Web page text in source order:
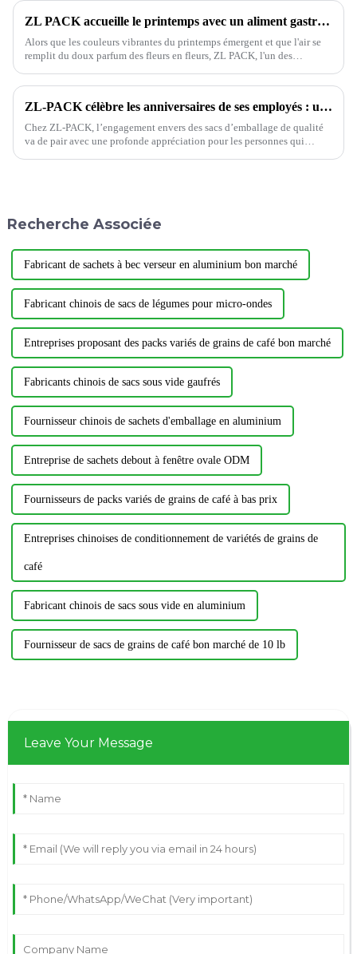
ZL PACK accueille le printemps avec un aliment gastronomique - une célébration de l'emballage de qualité
Alors que les couleurs vibrantes du printemps émergent et que l'air se
remplit du doux parfum des fleurs en fleurs, ZL PACK, l'un des
ZL-PACK célèbre les anniversaires de ses employés : un témoignage de culture de bienveillance
Chez ZL-PACK, l’engagement envers des sacs d’emballage de qualité
va de pair avec une profonde appréciation pour les personnes qui
Recherche Associée
Fabricant de sachets à bec verseur en aluminium bon marché
Fabricant chinois de sacs de légumes pour micro-ondes
Entreprises proposant des packs variés de grains de café bon marché
Fabricants chinois de sacs sous vide gaufrés
Fournisseur chinois de sachets d'emballage en aluminium
Entreprise de sachets debout à fenêtre ovale ODM
Fournisseurs de packs variés de grains de café à bas prix
Entreprises chinoises de conditionnement de variétés de grains de
café
Fabricant chinois de sacs sous vide en aluminium
Fournisseur de sacs de grains de café bon marché de 10 lb
Leave Your Message